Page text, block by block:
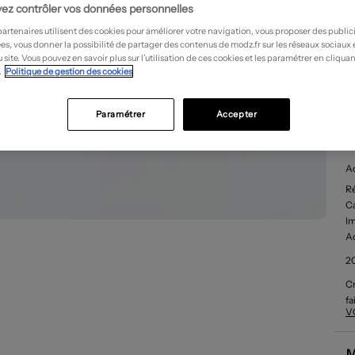
contrôler vos données personnelles
utilisent des cookies pour améliorer votre navigation, vous proposer des
vous donner la possibilité de partager des contenus de modz.fr sur les réseaux sociaux
site. Vous pouvez en savoir plus sur l’utilisation de ces cookies et les paramétrer en
Politique de gestion des cookies
Accepter
Paramétrer